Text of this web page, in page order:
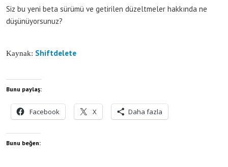
Siz bu yeni beta sürümü ve getirilen düzeltmeler hakkında ne
düşünüyorsunuz?
Kaynak: Shiftdelete
Bunu paylaş:
Facebook X Daha fazla
Bunu beğen: